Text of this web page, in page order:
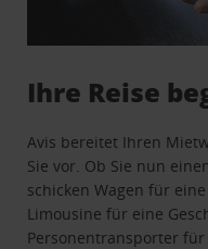
Ihre Reise
Avis bereitet Ihren
Sie vor. Ob Sie nun
schicken Wagen für
Limousine für eine
Personentransporter